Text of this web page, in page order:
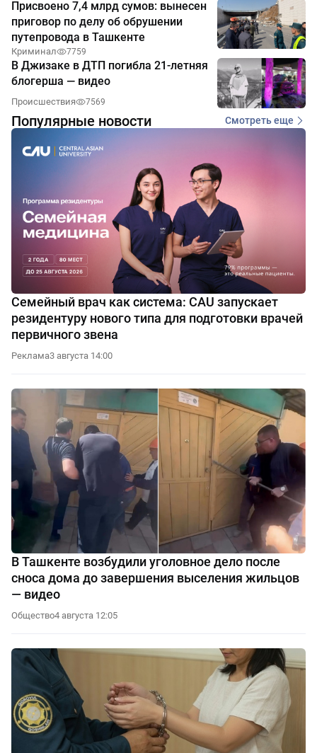
Присвоено 7,4 млрд сумов: вынесен
приговор по делу об обрушении
путепровода в Ташкенте
Криминал 7759
В Джизаке в ДТП погибла 21-летняя
блогерша — видео
Происшествия 7569
Популярные новости Смотреть еще
Семейный врач как система: CAU запускает
резидентуру нового типа для подготовки врачей
первичного звена
Реклама3 августа 14:00
В Ташкенте возбудили уголовное дело после
сноса дома до завершения выселения жильцов
— видео
Общество4 августа 12:05